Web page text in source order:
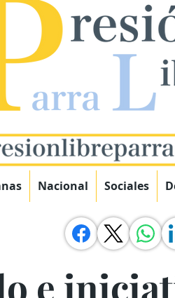
Nacional Sociales
e